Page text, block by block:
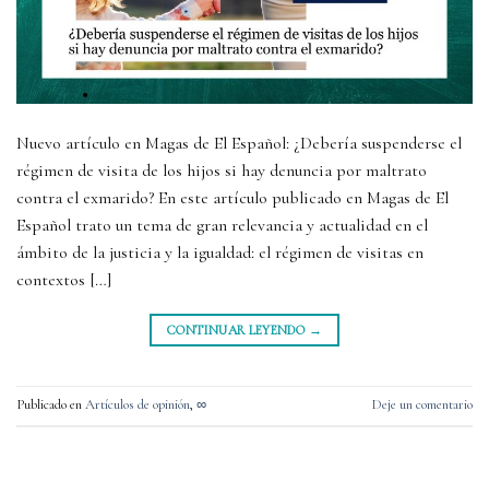
Nuevo artículo en Magas de El Español: ¿Debería suspenderse el
régimen de visita de los hijos si hay denuncia por maltrato
contra el exmarido? En este artículo publicado en Magas de El
Español trato un tema de gran relevancia y actualidad en el
ámbito de la justicia y la igualdad: el régimen de visitas en
contextos […]
CONTINUAR LEYENDO →
Publicado enArtículos de opinión, ∞ Deje un comentario